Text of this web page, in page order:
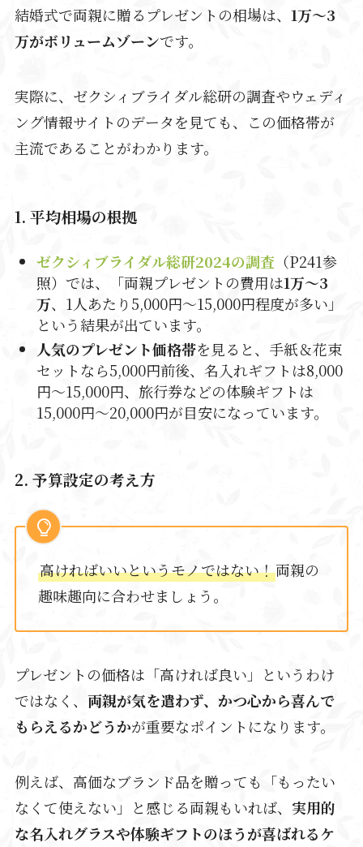
結婚式で両親に贈るプレゼントの相場は、 1万～3
万がボリュームゾーンです。
実際に、ゼクシィブライダル総研の調査やウェディ
ング情報サイトのデータを見ても、この価格帯が
主流であることがわかります。
1. 平均相場の根拠
ゼクシィブライダル総研2024の調査（P241参
照）では、「両親プレゼントの費用は1万～3
万、1人あたり5,000円〜15,000円程度が多い」
という結果が出ています。
人気のプレゼント価格帯を見ると、手紙＆花束
セットなら5,000円前後、名入れギフトは8,000
円〜15,000円、旅行券などの体験ギフトは
15,000円〜20,000円が目安になっています。
2. 予算設定の考え方
高ければいいというモノではない！両親の
趣味趣向に合わせましょう。
プレゼントの価格は「高ければ良い」というわけ
ではなく、 両親が気を遣わず、かつ心から喜んで
もらえるかどうかが重要なポイントになります。
例えば、高価なブランド品を贈っても「もったい
なくて使えない」と感じる両親もいれば、 実用的
な名入れグラスや体験ギフトのほうが喜ばれるケ